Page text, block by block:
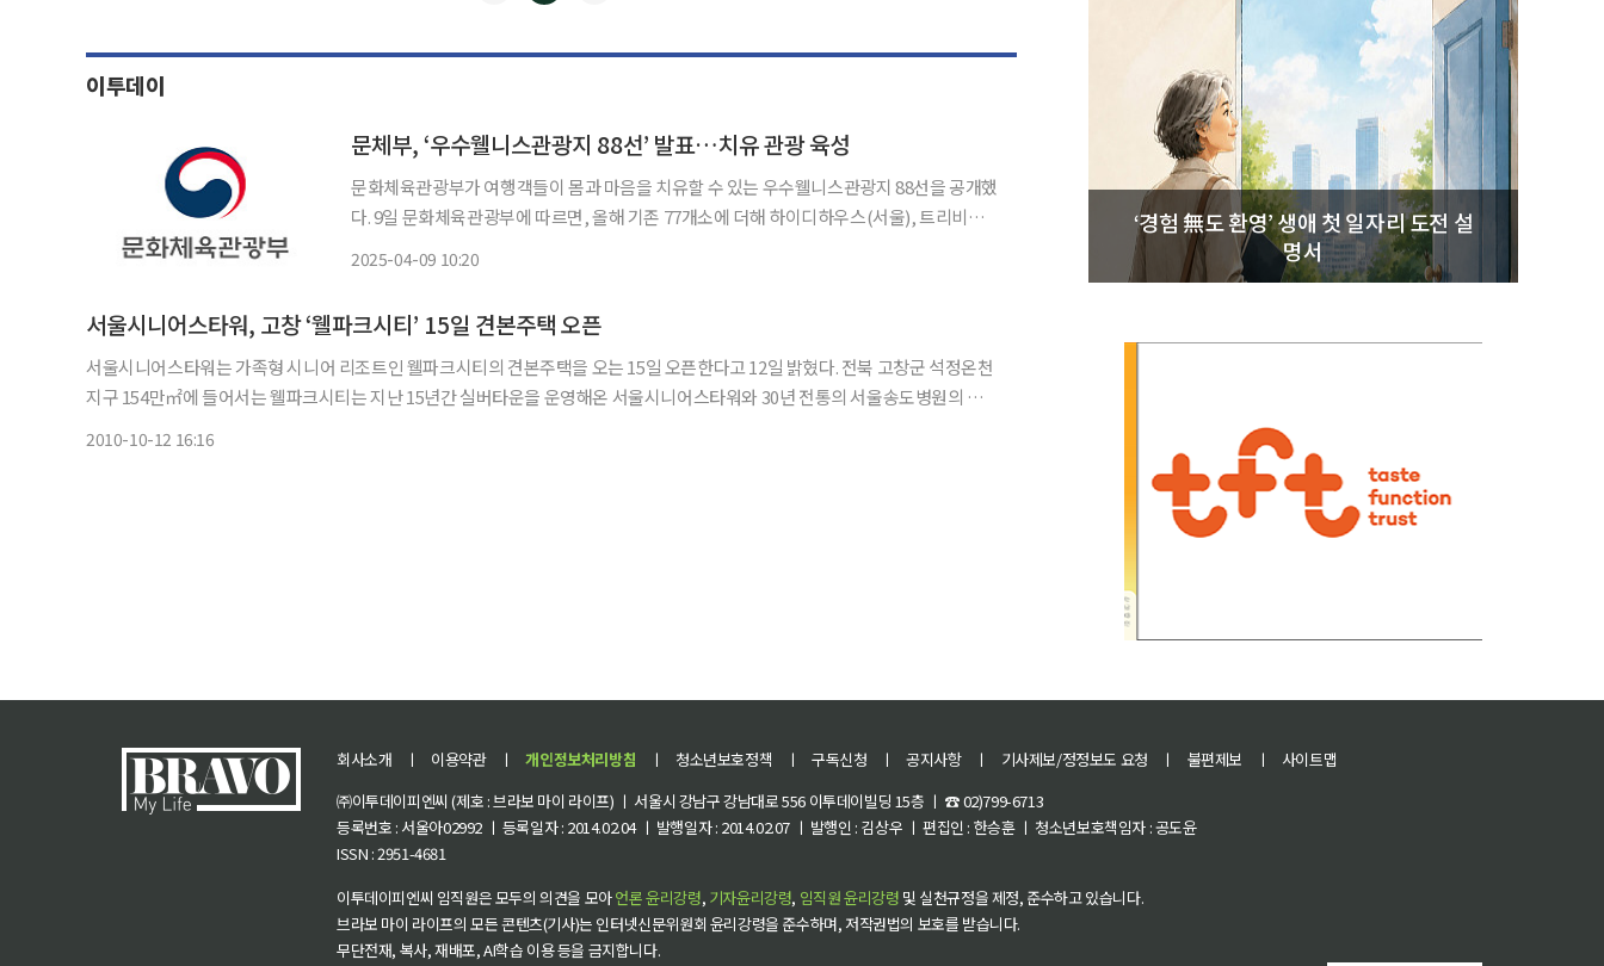
이투데이
문체부, ‘우수웰니스관광지 88선’ 발표…치유 관광 육성
문화체육관광부가 여행객들이 몸과 마음을 치유할 수 있는 우수웰니스관광지 88선을 공개했
다. 9일 문화체육관광부에 따르면, 올해 기존 77개소에 더해 하이디하우스(서울), 트리비움
2025-04-09 10:20
서울시니어스타워, 고창 ‘웰파크시티’ 15일 견본주택 오픈
서울시니어스타워는 가족형 시니어 리조트인 웰파크시티의 견본주택을 오는 15일 오픈한다고 12일 밝혔다. 전북 고창군 석정온천
지구 154만㎡에 들어서는 웰파크시티는 지난 15년간 실버타운을 운영해온 서울시니어스타워와 30년 전통의 서울송도병원의 의
2010-10-12 16:16
‘경험 無도 환영’ 생애 첫 일자리 도전 설
명서
회사소개 ㅣ 이용약관 ㅣ 개인정보처리방침 ㅣ 청소년보호정책 ㅣ 구독신청 ㅣ 공지사항 ㅣ 기사제보/정정보도 요청 ㅣ 불편제보 ㅣ
사이트맵
㈜이투데이피엔씨 (제호 : 브라보 마이 라이프) ㅣ 서울시 강남구 강남대로 556 이투데이빌딩 15층 ㅣ ☎ 02)799-6713
등록번호 : 서울아02992 ㅣ 등록일자 : 2014.02.04 ㅣ 발행일자 : 2014.02.07 ㅣ 발행인 : 김상우 ㅣ 편집인 : 한승훈 ㅣ 청소년보호책임자 : 공도윤
ISSN : 2951-4681
이투데이피엔씨 임직원은 모두의 의견을 모아언론 윤리강령, 기자윤리강령, 임직원 윤리강령 및 실천규정을 제정, 준수하고 있습니다.
브라보 마이 라이프의 모든 콘텐츠(기사)는 인터넷신문위원회 윤리강령을 준수하며, 저작권법의 보호를 받습니다.
무단전재, 복사, 재배포, AI학습 이용 등을 금지합니다.